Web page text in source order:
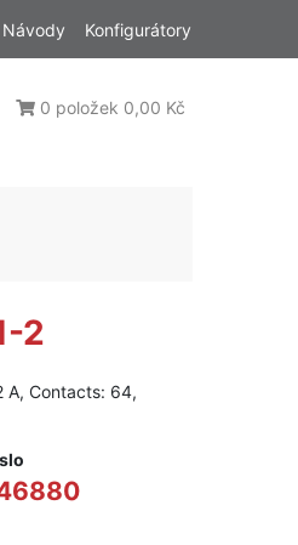
Návody Konfigurátory
0 položek 0,00 Kč
2
A, Contacts: 64,